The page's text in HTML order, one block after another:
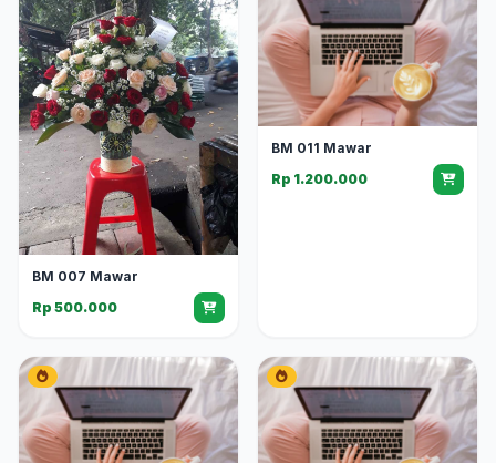
BM 007 Mawar
Rp 500.000
BM 011 Mawar
Rp 1.200.000